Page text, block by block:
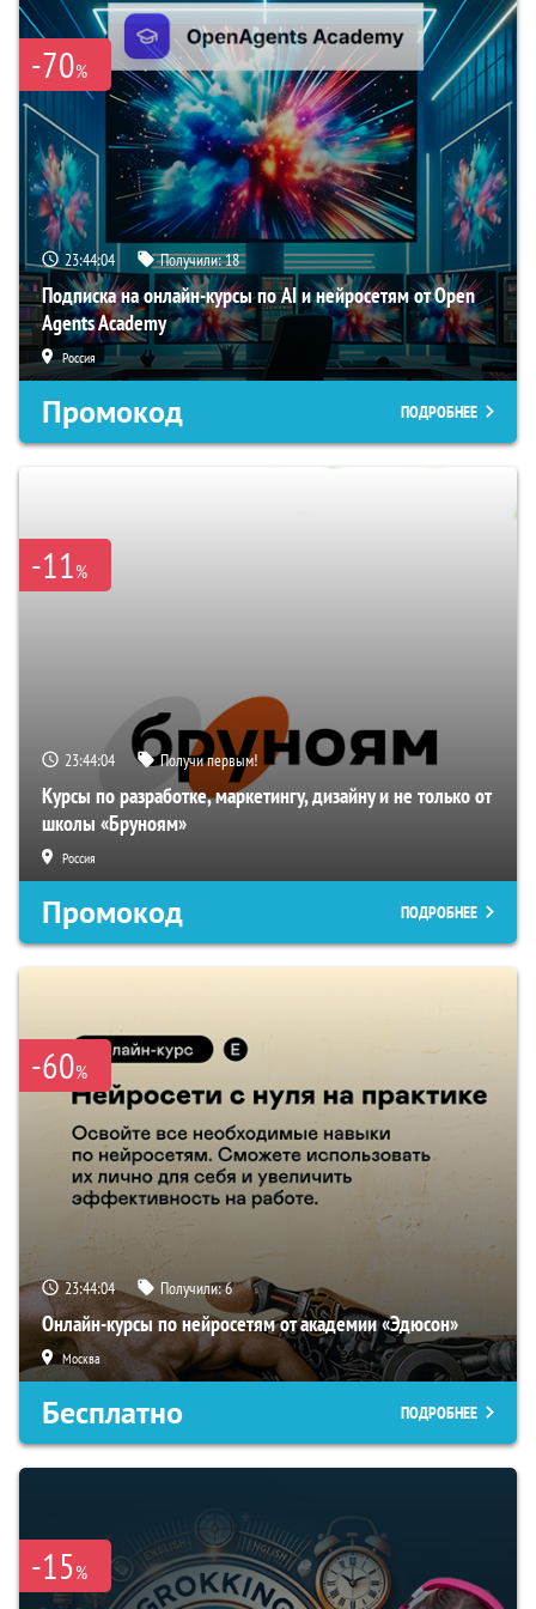
-70%
23:44:03 Получили:18
Подписка на онлайн-курсы по AI и нейросетям от Open
Agents Academy
Россия
Промокод ПОДРОБНЕЕ
-11%
23:44:03 Получи первым!
Курсы по разработке, маркетингу, дизайну и не только от
школы «Бруноям»
Россия
Промокод ПОДРОБНЕЕ
-60%
23:44:03 Получили:6
Онлайн-курсы по нейросетям от академии «Эдюсон»
Москва
Бесплатно ПОДРОБНЕЕ
-15%